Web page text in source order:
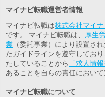
マイナビ転職運営者情報
マイナビ転職は株式会社マイナ
です。 マイナビ転職は、
厚生
業 （委託事業）により設置さ
たガイドラインを遵守してお
たしていることから
「求人情
あることを自らの責任において
マイナビ転職について